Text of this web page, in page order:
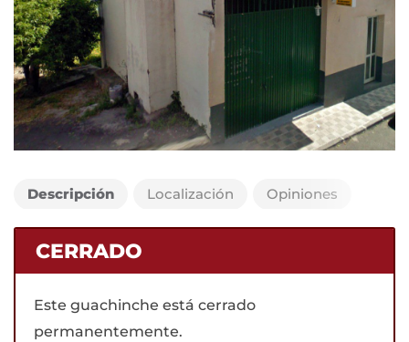
Descripción Localización Opiniones
CERRADO
Este guachinche está cerrado
permanentemente.